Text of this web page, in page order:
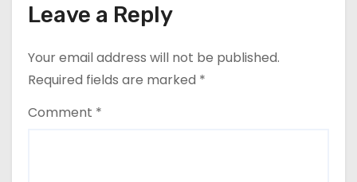
o
Leave a Reply
Your email address will not be published.
Required fields are marked *
Comment *